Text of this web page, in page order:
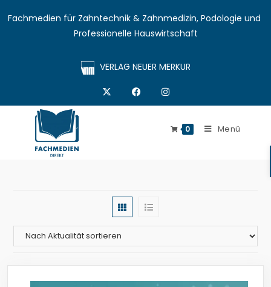
Fachmedien für Zahntechnik & Zahnmedizin, Podologie und
Professionelle Hauswirtschaft
VERLAG NEUER MERKUR
0 Menü